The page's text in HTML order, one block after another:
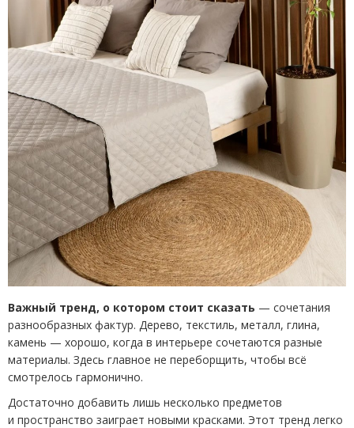
Важный тренд, о котором стоит сказать — сочетания
разнообразных фактур. Дерево, текстиль, металл, глина,
камень — хорошо, когда в интерьере сочетаются разные
материалы. Здесь главное не переборщить, чтобы всё
смотрелось гармонично.
Достаточно добавить лишь несколько предметов
и пространство заиграет новыми красками. Этот тренд легко